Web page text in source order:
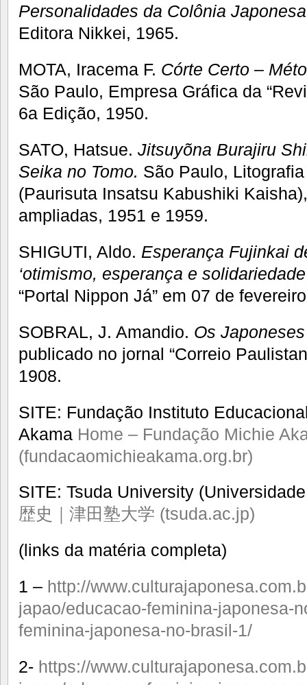
Personalidades da Colônia
Editora Nikkei, 1965.
MOTA, Iracema F. Córte Certo –
São Paulo, Empresa Gráfica da
6a Edição, 1950.
SATO, Hatsue. Jitsuyõna Burajiru
Seika no Tomo. São Paulo,
(Paurisuta Insatsu Kabushiki
ampliadas, 1951 e 1959.
SHIGUTI, Aldo. Esperança Fujinkai
‘otimismo, esperança e
“Portal Nippon Já” em 07 de
SOBRAL, J. Amandio. Os
publicado no jornal “Correio
1908.
SITE: Fundação Instituto
Akama Home – Fundação Michie
(fundacaomichieakama.org.br)
SITE: Tsuda University
歴史｜津田塾大学 (tsuda.ac.jp)
(links da matéria completa)
1 – http://
japao/educacao-feminina-japonesa-
feminina-japonesa-no-brasil-1/
2- https://